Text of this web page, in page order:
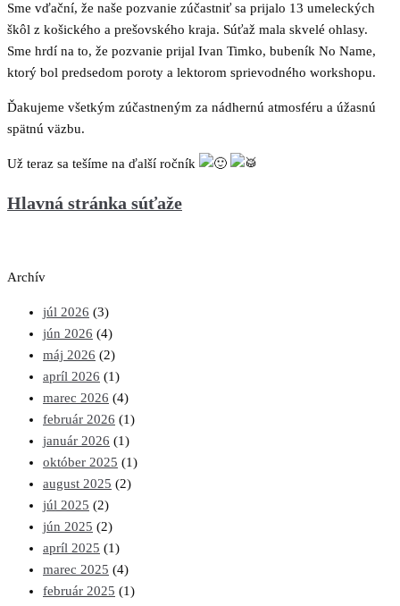
Sme vďační, že naše pozvanie zúčastniť sa prijalo 13 umeleckých
škôl z košického a prešovského kraja. Súťaž mala skvelé ohlasy.
Sme hrdí na to, že pozvanie prijal Ivan Timko, bubeník No Name,
ktorý bol predsedom poroty a lektorom sprievodného workshopu.
Ďakujeme všetkým zúčastneným za nádhernú atmosféru a úžasnú
spätnú väzbu.
Už teraz sa tešíme na ďalší ročník
Hlavná stránka súťaže
Archív
júl 2026 (3)
jún 2026 (4)
máj 2026 (2)
apríl 2026 (1)
marec 2026 (4)
február 2026 (1)
január 2026 (1)
október 2025 (1)
august 2025 (2)
júl 2025 (2)
jún 2025 (2)
apríl 2025 (1)
marec 2025 (4)
február 2025 (1)